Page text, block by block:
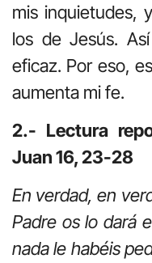
mis inquietudes,
los de Jesús.
eficaz. Por eso,
aumenta mi fe.
2.- Lectura
Juan 16, 23-28
En verdad, en
Padre os lo dará
nada le habéis